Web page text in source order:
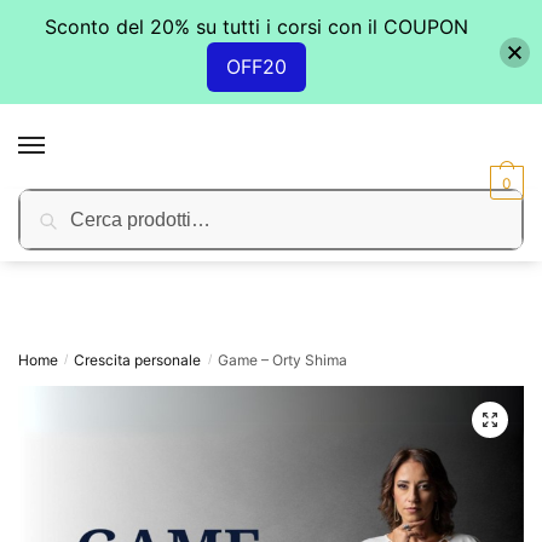
Cerca:Cerca
0
Home / Crescita personale / Game – Orty Shima
Sconto del 20% su tutti i corsi con il COUPON
OFF20